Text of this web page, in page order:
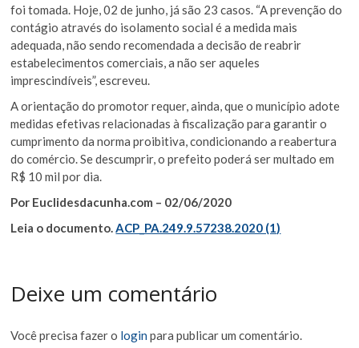
foi tomada. Hoje, 02 de junho, já são 23 casos. “A prevenção do
contágio através do isolamento social é a medida mais
adequada, não sendo recomendada a decisão de reabrir
estabelecimentos comerciais, a não ser aqueles
imprescindíveis”, escreveu.
A orientação do promotor requer, ainda, que o município adote
medidas efetivas relacionadas à fiscalização para garantir o
cumprimento da norma proibitiva, condicionando a reabertura
do comércio. Se descumprir, o prefeito poderá ser multado em
R$ 10 mil por dia.
Por Euclidesdacunha.com – 02/06/2020
Leia o documento.ACP_PA.249.9.57238.2020 (1)
Deixe um comentário
Você precisa fazer o login para publicar um comentário.